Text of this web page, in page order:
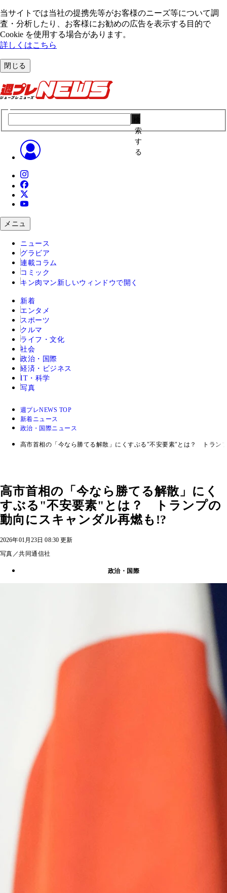
当サイトでは当社の提携先等がお客様のニーズ等について調
査・分析したり、お客様にお勧めの広告を表⽰する⽬的で
Cookie を使⽤する場合があります。
詳しくはこちら
閉じる
索
す
る
メニュ
ニュース
グラビア
連載コラム
コミック
キン肉マン 新しいウィンドウで開く
新着
エンタメ
スポーツ
クルマ
ライフ・文化
社会
政治・国際
経済・ビジネス
IT・科学
写真
週プレNEWS TOP
新着ニュース
政治・国際ニュース
高市首相の「今なら勝てる解散」にくすぶる"不安要素"とは？ トラ
高市首相の「今なら勝てる解散」にく
すぶる"不安要素"とは？ トランプの
動向にスキャンダル再燃も!?
2026年01月23日 08:30 更新
写真／共同通信社
政治・国際